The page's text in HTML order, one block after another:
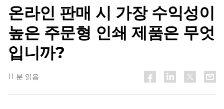
온라인 판매 시 가장 수익성이
높은 주문형 인쇄 제품은 무엇
입니까?
11 분 읽음